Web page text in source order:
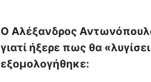
Ο Αλέξανδρος
γιατί ήξερε πως θα
εξομολογήθηκε: